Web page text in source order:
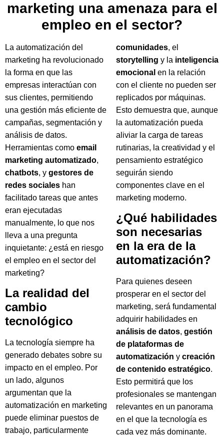
marketing una amenaza para el
empleo en el sector?
La automatización del
marketing ha revolucionado
la forma en que las
empresas interactúan con
sus clientes, permitiendo
una gestión más eficiente de
campañas, segmentación y
análisis de datos.
Herramientas como email
marketing automatizado,
chatbots, y gestores de
redes sociales han
facilitado tareas que antes
eran ejecutadas
manualmente, lo que nos
lleva a una pregunta
inquietante: ¿está en riesgo
el empleo en el sector del
marketing?
La realidad del
cambio
tecnológico
La tecnología siempre ha
generado debates sobre su
impacto en el empleo. Por
un lado, algunos
argumentan que la
automatización en marketing
puede eliminar puestos de
trabajo, particularmente
comunidades, el
storytelling y la inteligencia
emocional en la relación
con el cliente no pueden ser
replicados por máquinas.
Esto demuestra que, aunque
la automatización pueda
aliviar la carga de tareas
rutinarias, la creatividad y el
pensamiento estratégico
seguirán siendo
componentes clave en el
marketing moderno.
¿Qué habilidades
son necesarias
en la era de la
automatización?
Para quienes deseen
prosperar en el sector del
marketing, será fundamental
adquirir habilidades en
análisis de datos, gestión
de plataformas de
automatización y creación
de contenido estratégico.
Esto permitirá que los
profesionales se mantengan
relevantes en un panorama
en el que la tecnología es
cada vez más dominante.